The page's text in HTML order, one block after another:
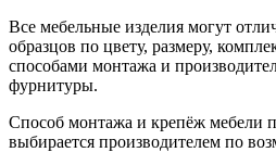
Все мебельные изделия могут
образцов по цвету, размеру,
способами монтажа и
фурнитуры.
Способ монтажа и крепёж мебели
выбирается производителем по